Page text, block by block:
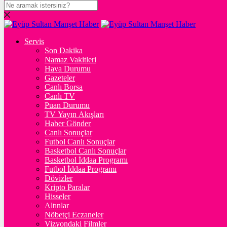
DOLAR
47,7127$% 0.16
EURO
% -0.02
STERLİN
% 0.08
GRAM ALTIN
%0,50
%0,44
BİTCOİN
ETHEREUM
Servis
Son Dakika
Namaz Vakitleri
Hava Durumu
Gazeteler
Canlı Borsa
Canlı TV
Puan Durumu
TV Yayın Akışları
Haber Gönder
Canlı Sonuçlar
Futbol Canlı Sonuçlar
Basketbol Canlı Sonuçlar
Basketbol İddaa Programı
Futbol İddaa Programı
Dövizler
Kripto Paralar
Hisseler
Altınlar
Nöbetçi Eczaneler
Vizyondaki Filmler